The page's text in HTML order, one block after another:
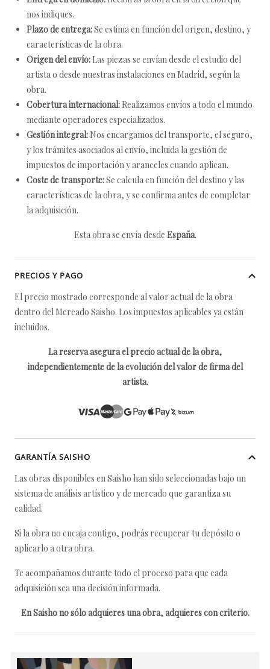
nos indiques.
Plazo de entrega:Se estima en función del origen, destino, y
características de la obra.
Origen del envío: Las piezas se envían desde el estudio del
artista o desde nuestras instalaciones en Madrid, según la
obra.
Cobertura internacional: Realizamos envíos a todo el mundo
mediante operadores especializados.
Gestión integral: Nos encargamos del transporte, el seguro,
y los trámites asociados al envío, incluida la gestión de
impuestos de importación y aranceles cuando aplican.
Coste de transporte:Se calcula en función del destino y las
características de la obra, y se confirma antes de completar
la adquisición.
Esta obra se envía desde España.
PRECIOS Y PAGO
El precio mostrado corresponde al valor actual de la obra
dentro del Mercado Saisho. Los impuestos aplicables ya están
incluidos.
La reserva asegura el precio actual de la obra,
independientemente de la evolución del valor de firma del
artista.
GARANTÍA SAISHO
Las obras disponibles en Saisho han sido seleccionadas bajo un
sistema de análisis artístico y de mercado que garantiza su
calidad.
Si la obra no encaja contigo, podrás recuperar tu depósito o
aplicarlo a otra obra.
Te acompañamos durante todo el proceso para que cada
adquisición sea una decisión informada.
En Saisho no sólo adquieres una obra, adquieres con criterio.